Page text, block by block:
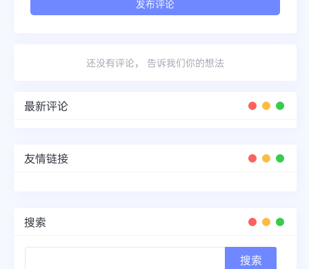
还没有评论， 告诉我们你的想法
最新评论
友情链接
搜索